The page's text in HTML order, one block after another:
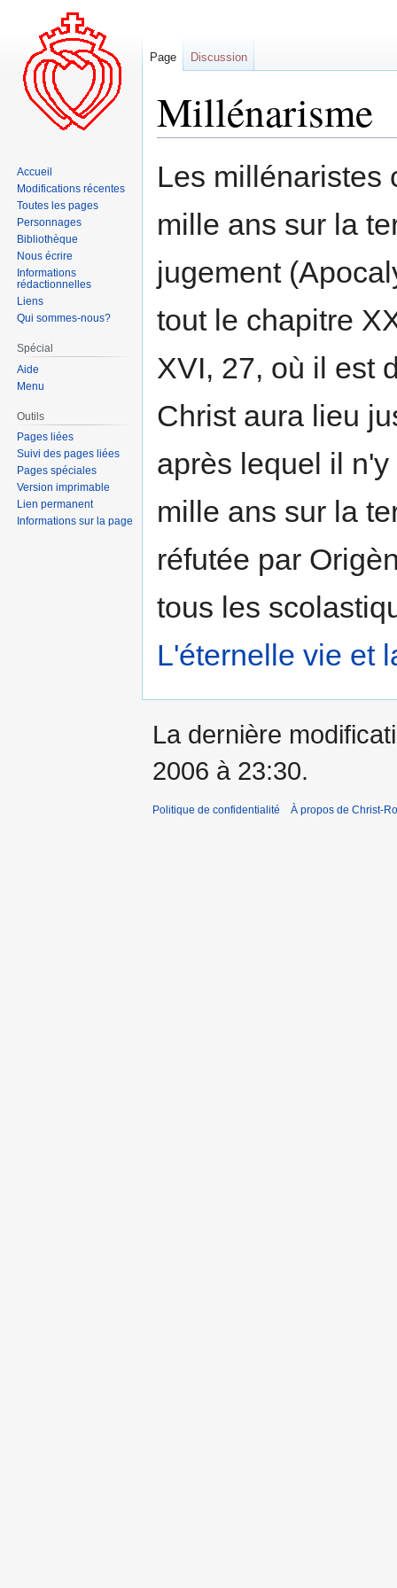
Millénarisme
à
navigation
à
recherche
Les millénaristes
mille ans sur la
jugement
tout le chapitre
XVI, 27, où il est
Christ aura lieu
après lequel il
mille ans sur la
réfutée par
tous les
L'éternelle vie et
Page Discussion
Accueil
Modifications récentes
Toutes les pages
Personnages
Bibliothèque
Nous écrire
Informations
rédactionnelles
Liens
Qui sommes-nous?
Spécial
Aide
Menu
Outils
Pages liées
Suivi des pages liées
Pages spéciales
Version imprimable
Lien permanent
Informations sur la page
La dernière
2006 à 23:30.
Politique de confidentialité À propos de Christ-